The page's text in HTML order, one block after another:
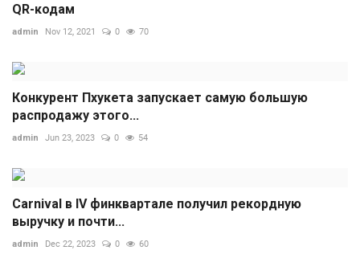
QR-кодам
admin Nov 12, 2021 0 70
Конкурент Пхукета запускает самую большую
распродажу этого...
admin Jun 23, 2023 0 54
Carnival в IV финквартале получил рекордную
выручку и почти...
admin Dec 22, 2023 0 60